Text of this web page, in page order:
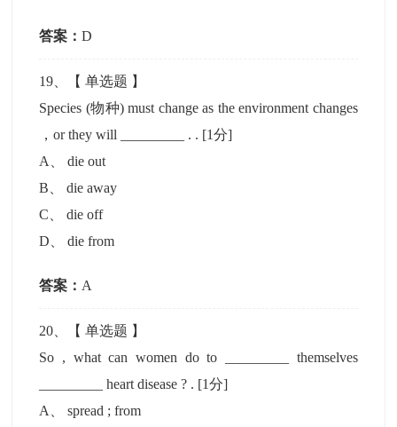
答案：D
19 、【单选题 】
Species (物种) must change as the environment changes
，or they will _________ . . [1分]
A
、die out
B 、die away
C 、die off
D 、die from
答案： A
20 、【单选题 】
So , what can women do to _________ themselves
_________ heart disease ? . [1分]
A
、spread ; from